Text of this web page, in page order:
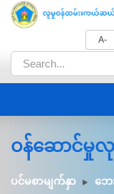
A-
ဝန်ဆောင်မှုလု
ပင်မစာမျက်နှာ
ဘေ